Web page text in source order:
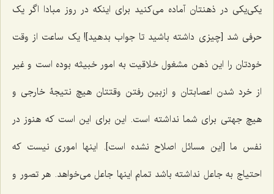
یکی‌یکی در ذهنتان آماده می‌کنید برای اینکه در روز مبادا اگر یک
حرفی شد [چیزی داشته باشید تا جواب بدهید]! یک ساعت از وقت
خودتان را این ذهن مشغول خلاقیت به امور خبیثه بوده است و غیر
از خرد شدن اعصابتان و ازبین رفتن وقتتان هیچ نتیجۀ خارجی و
هیچ جهتی برای شما نداشته است. این برای این است که هنوز در
نفس ما [این مسائل اصلاح نشده است]. اینها اموری نیست که
احتیاج به جاعل نداشته باشد تمام اینها جاعل می‌خواهد. هر تصور و